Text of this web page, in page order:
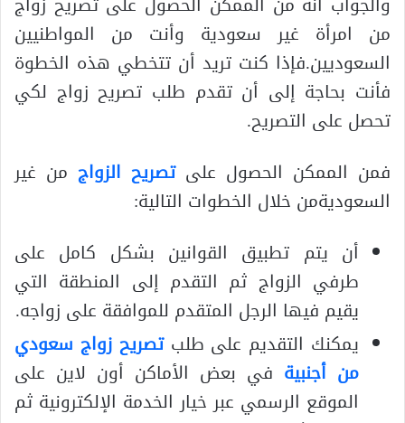
من امرأة غير سعودية وأنت من المواطنيين
السعوديين.فإذا كنت تريد أن تتخطي هذه الخطوة
فأنت بحاجة إلى أن تقدم طلب تصريح زواج لكي
تحصل على التصريح.
فمن الممكن الحصول علىتصريح الزواج من غير
السعوديةمن خلال الخطوات التالية:
أن يتم تطبيق القوانين بشكل كامل على
طرفي الزواج ثم التقدم إلى المنطقة التي
يقيم فيها الرجل المتقدم للموافقة على زواجه.
يمكنك التقديم على طلبتصريح زواج سعودي
من أجنبية في بعض الأماكن أون لاين على
الموقع الرسمي عبر خيار الخدمة الإلكترونية ثم